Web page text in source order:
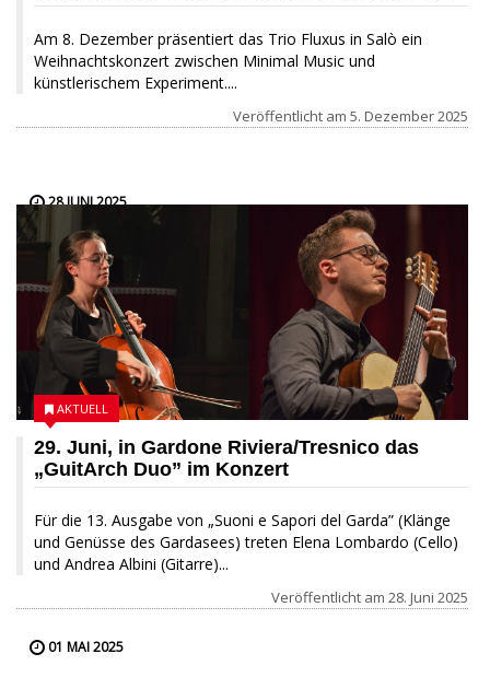
Am 8. Dezember präsentiert das Trio Fluxus in Salò ein
Weihnachtskonzert zwischen Minimal Music und
künstlerischem Experiment....
Veröffentlicht am 5. Dezember 2025
28 JUNI 2025
29. Juni, in Gardone Riviera/Tresnico das
„GuitArch Duo” im Konzert
Für die 13. Ausgabe von „Suoni e Sapori del Garda” (Klänge
und Genüsse des Gardasees) treten Elena Lombardo (Cello)
und Andrea Albini (Gitarre)...
AKTUELL
Veröffentlicht am 28. Juni 2025
01 MAI 2025